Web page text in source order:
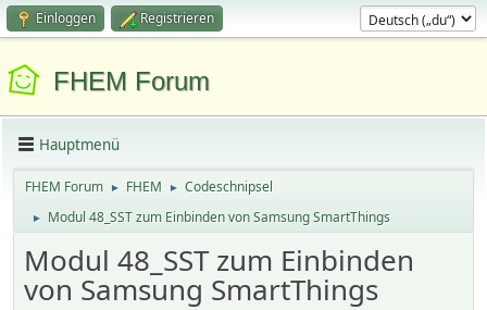
Einloggen Registrieren
FHEM Forum
Hauptmenü
FHEM Forum ► FHEM ► Codeschnipsel
► Modul 48_SST zum Einbinden von Samsung SmartThings
Modul 48_SST zum Einbinden
von Samsung SmartThings